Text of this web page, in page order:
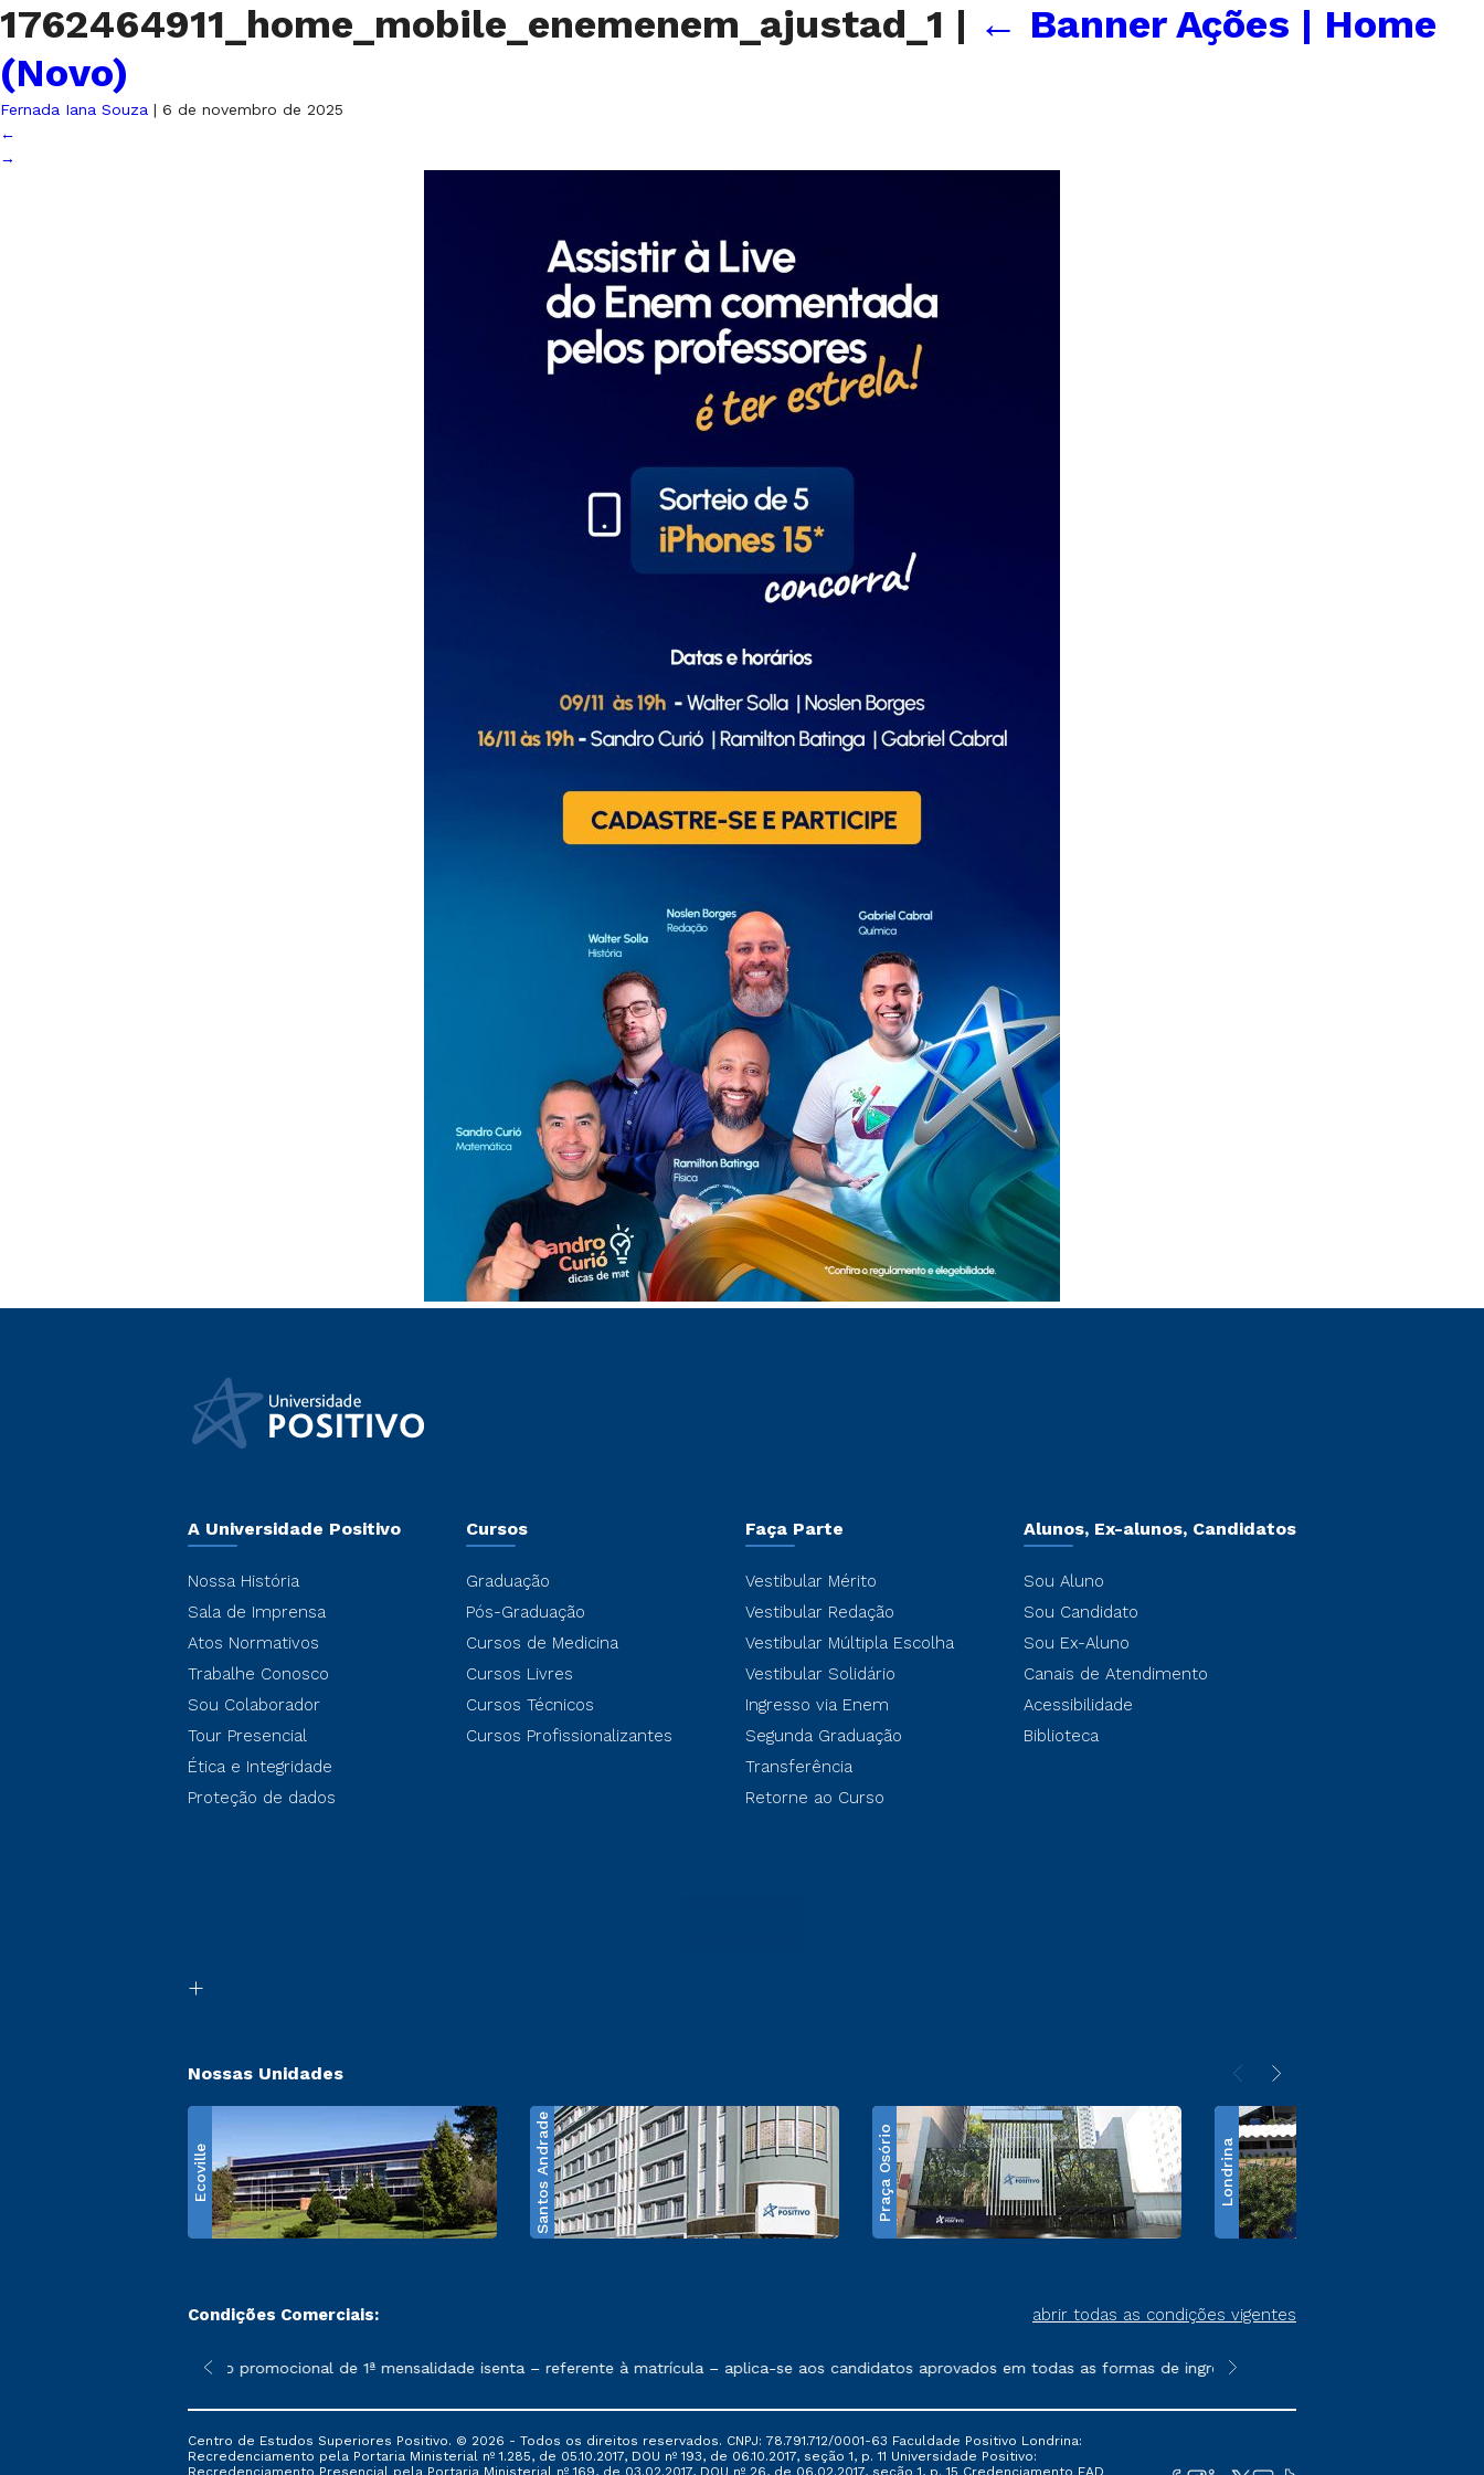
1762464911_home_mobile_enemenem_ajustad_1 | ← Banner Ações | Home
(Novo)
Fernada Iana Souza | 6 de novembro de 2025
←
→
A Universidade Positivo
Nossa História
Sala de Imprensa
Atos Normativos
Trabalhe Conosco
Sou Colaborador
Tour Presencial
Ética e Integridade
Proteção de dados
Cursos
Graduação
Pós-Graduação
Cursos de Medicina
Cursos Livres
Cursos Técnicos
Cursos Profissionalizantes
Faça Parte
Vestibular Mérito
Vestibular Redação
Vestibular Múltipla Escolha
Vestibular Solidário
Ingresso via Enem
Segunda Graduação
Transferência
Retorne ao Curso
Alunos, Ex-alunos, Candidatos
Sou Aluno
Sou Candidato
Sou Ex-Aluno
Canais de Atendimento
Acessibilidade
Biblioteca
Nossas Unidades
Ecoville Santos Andrade Praça Osório Londrina
Condições Comerciais: abrir todas as condições vigentes
sofrer alterações nos períodos de rematrícula conforme exposto no contrato de prestação de serviços
*A condição promocional de 1ª mensalidade isenta – referente à matrícula – aplica-se aos candidatos aprovados em todas as formas de ingresso, exceto na prova on-line ou
**Semipresencial é um formato do
Centro de Estudos Superiores Positivo. © 2026 - Todos os direitos reservados. CNPJ: 78.791.712/0001-63 Faculdade Positivo Londrina:
Recredenciamento pela Portaria Ministerial nº 1.285, de 05.10.2017, DOU nº 193, de 06.10.2017, seção 1, p. 11 Universidade Positivo:
Recredenciamento Presencial ​pela Portaria Ministerial nº 169, de 03.02.2017, DOU nº 26, de 06.02.2017, seção 1, p. 15 Credenciamento EAD